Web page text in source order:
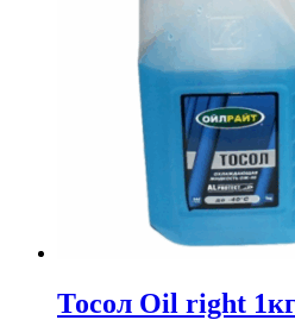
Тосол Oil right